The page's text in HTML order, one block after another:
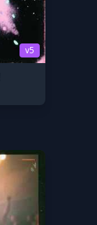
v5